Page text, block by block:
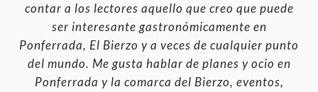
contar a los lectores aquello que creo que puede
ser interesante gastronómicamente en
Ponferrada, El Bierzo y a veces de cualquier punto
del mundo. Me gusta hablar de planes y ocio en
Ponferrada y la comarca del Bierzo, eventos,